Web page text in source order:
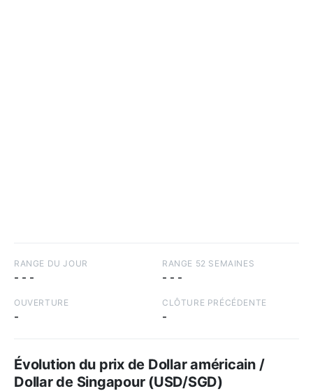
RANGE DU JOUR
- - -
RANGE 52 SEMAINES
- - -
OUVERTURE
-
CLÔTURE PRÉCÉDENTE
-
Évolution du prix de Dollar américain /
Dollar de Singapour (USD/SGD)